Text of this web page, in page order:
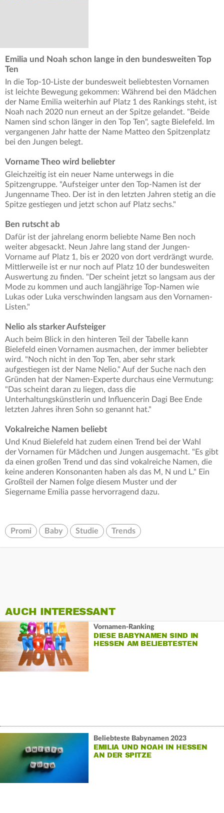
Emilia und Noah schon lange in den bundesweiten Top
Ten
In die Top-10-Liste der bundesweit beliebtesten Vornamen
ist leichte Bewegung gekommen: Während bei den Mädchen
der Name Emilia weiterhin auf Platz 1 des Rankings steht, ist
Noah nach 2020 nun erneut an der Spitze gelandet. "Beide
Namen sind schon länger in den Top Ten", sagte Bielefeld. Im
vergangenen Jahr hatte der Name Matteo den Spitzenplatz
bei den Jungen belegt.
Vorname Theo wird beliebter
Gleichzeitig ist ein neuer Name unterwegs in die
Spitzengruppe. "Aufsteiger unter den Top-Namen ist der
Jungenname Theo. Der ist in den letzten Jahren stetig an die
Spitze gestiegen und jetzt schon auf Platz sechs."
Ben rutscht ab
Dafür ist der jahrelang enorm beliebte Name Ben noch
weiter abgesackt. Neun Jahre lang stand der Jungen-
Vorname auf Platz 1, bis er 2020 von dort verdrängt wurde.
Mittlerweile ist er nur noch auf Platz 10 der bundesweiten
Auswertung zu finden. "Der scheint jetzt so langsam aus der
Mode zu kommen und auch langjährige Top-Namen wie
Lukas oder Luka verschwinden langsam aus den Vornamen-
Listen."
Nelio als starker Aufsteiger
Auch beim Blick in den hinteren Teil der Tabelle kann
Bielefeld einen Vornamen ausmachen, der immer beliebter
wird. "Noch nicht in den Top Ten, aber sehr stark
aufgestiegen ist der Name Nelio." Auf der Suche nach den
Gründen hat der Namen-Experte durchaus eine Vermutung:
"Das scheint daran zu liegen, dass die
Unterhaltungskünstlerin und Influencerin Dagi Bee Ende
letzten Jahres ihren Sohn so genannt hat."
Vokalreiche Namen beliebt
Und Knud Bielefeld hat zudem einen Trend bei der Wahl
der Vornamen für Mädchen und Jungen ausgemacht. "Es gibt
da einen großen Trend und das sind vokalreiche Namen, die
keine anderen Konsonanten haben als das M, N und L." Ein
Großteil der Namen folge diesem Muster und der
Siegername Emilia passe hervorragend dazu.
Promi Baby Studie Trends
AUCH INTERESSANT
Vornamen-Ranking
DIESE BABYNAMEN SIND IN
HESSEN AM BELIEBTESTEN
Beliebteste Babynamen 2023
EMILIA UND NOAH IN HESSEN
AN DER SPITZE